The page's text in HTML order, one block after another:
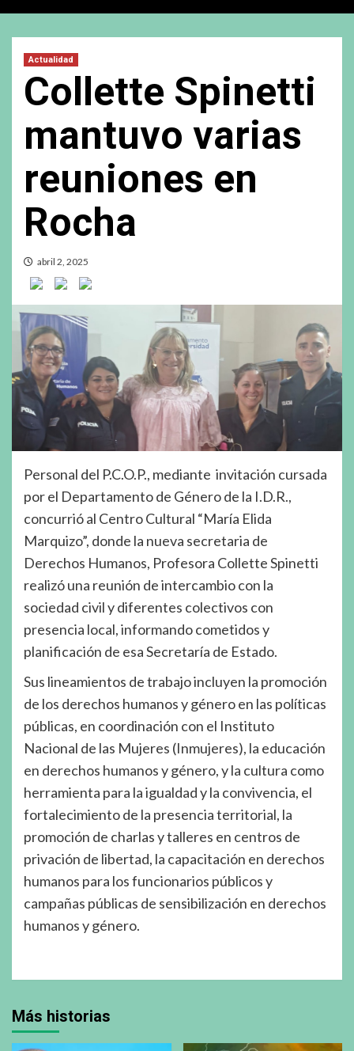
Actualidad
Collette Spinetti
mantuvo varias
reuniones en
Rocha
abril 2, 2025
Personal del P.C.O.P., mediante invitación cursada
por el Departamento de Género de la I.D.R.,
concurrió al Centro Cultural “María Elida
Marquizo”, donde la nueva secretaria de
Derechos Humanos, Profesora Collette Spinetti
realizó una reunión de intercambio con la
sociedad civil y diferentes colectivos con
presencia local, informando cometidos y
planificación de esa Secretaría de Estado.
Sus lineamientos de trabajo incluyen la promoción
de los derechos humanos y género en las políticas
públicas, en coordinación con el Instituto
Nacional de las Mujeres (Inmujeres), la educación
en derechos humanos y género, y la cultura como
herramienta para la igualdad y la convivencia, el
fortalecimiento de la presencia territorial, la
promoción de charlas y talleres en centros de
privación de libertad, la capacitación en derechos
humanos para los funcionarios públicos y
campañas públicas de sensibilización en derechos
humanos y género.
Más historias